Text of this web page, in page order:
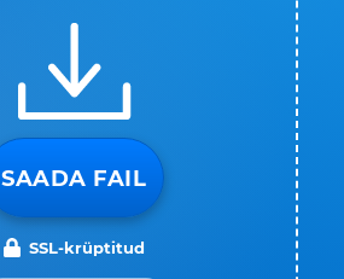
SAADA FAIL
SSL-krüptitud